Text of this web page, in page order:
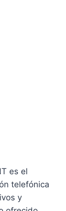
es el
telefónica
y